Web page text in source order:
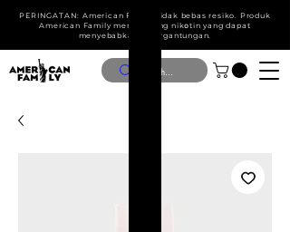
PERINGATAN: American Family tidak bebas resiko. Produk
American Family mengandung nik໐tin yang dapat
menyebabkan ketergantungan.